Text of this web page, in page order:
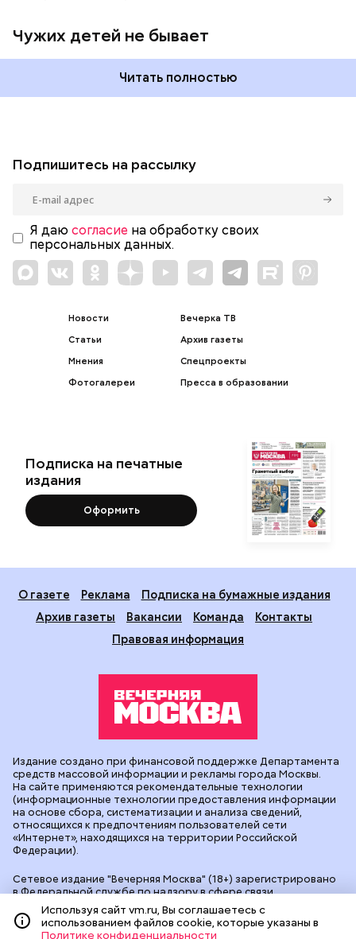
Чужих детей не бывает
Читать полностью
Подпишитесь на рассылку
Я даю согласие на обработку своих
персональных данных.
Новости
Статьи
Мнения
Фотогалереи
Вечерка ТВ
Архив газеты
Спецпроекты
Пресса в образовании
Подписка на печатные
издания
Оформить
О газете Реклама
Подписка на бумажные издания
Архив газеты
Вакансии Команда
Контакты
Правовая информация
Сетевое издание "Вечерняя Москва" (18+) зарегистрировано
в Федеральной службе по надзору в сфере связи,
информационных технологий и массовых коммуникаций
(Роскомнадзор). Свидетельство о регистрации ЭЛ № ФС 77 -
90524 от 09.12.2025. Учредитель: АО "Редакция газеты
Издание создано при финансовой поддержке Департамента
средств массовой информации и рекламы города Москвы.
На сайте применяются рекомендательные технологии
(информационные технологии предоставления информации
на основе сбора, систематизации и анализа сведений,
относящихся к предпочтениям пользователей сети
«Интернет», находящихся на территории Российской
Федерации).
Используя сайт vm.ru, Вы соглашаетесь с
использованием файлов cookie, которые указаны в
Политике конфиденциальности